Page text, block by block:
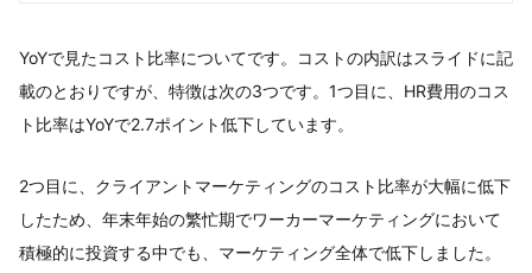
YoYで見たコスト比率についてです。コストの内訳はスライドに記
載のとおりですが、特徴は次の3つです。1つ目に、HR費用のコス
ト比率はYoYで2.7ポイント低下しています。
2つ目に、クライアントマーケティングのコスト比率が大幅に低下
したため、年末年始の繁忙期でワーカーマーケティングにおいて
積極的に投資する中でも、マーケティング全体で低下しました。